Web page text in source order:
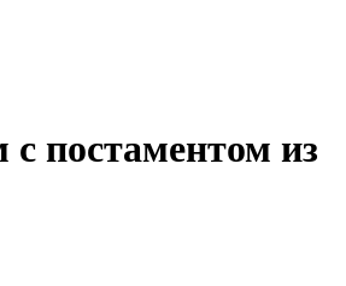
постаментом из